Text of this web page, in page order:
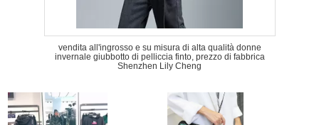
vendita all'ingrosso e su misura di alta qualità donne
invernale giubbotto di pelliccia finto, prezzo di fabbrica
Shenzhen Lily Cheng